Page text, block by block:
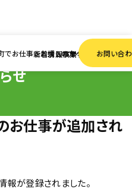
でお仕事をお探しの方へ
新着情報求人検索事業者一覧お問い合
せ
のお仕事が追加され
報が登録されました。